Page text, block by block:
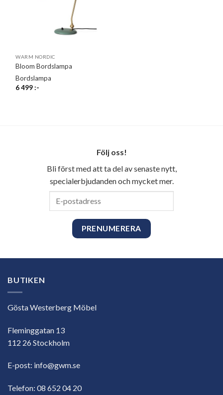
WARM NORDIC
Bloom Bordslampa
Bordslampa
6 499:-
Följ oss!
Bli först med att ta del av senaste nytt,
specialerbjudanden och mycket mer.
BUTIKEN
Gösta Westerberg Möbel
Fleminggatan 13
112 26 Stockholm
E-post: info@gwm.se
Telefon: 08 652 04 20